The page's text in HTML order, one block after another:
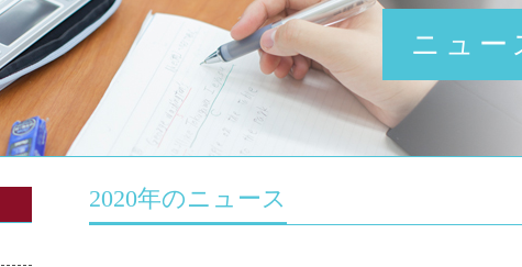
ニュー
2020年のニュース